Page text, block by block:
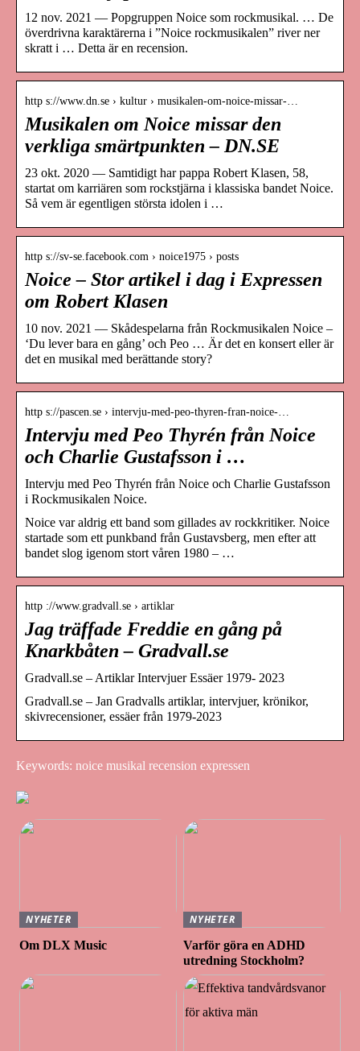
12 nov. 2021 — Popgruppen Noice som rockmusikal. … De
överdrivna karaktärerna i ”Noice rockmusikalen” river ner
skratt i … Detta är en recension.
http s://www.dn.se › kultur › musikalen-om-noice-missar-…
Musikalen om Noice missar den
verkliga smärtpunkten – DN.SE
23 okt. 2020 — Samtidigt har pappa Robert Klasen, 58,
startat om karriären som rockstjärna i klassiska bandet Noice.
Så vem är egentligen största idolen i …
http s://sv-se.facebook.com › noice1975 › posts
Noice – Stor artikel i dag i Expressen
om Robert Klasen
10 nov. 2021 — Skådespelarna från Rockmusikalen Noice –
‘Du lever bara en gång’ och Peo … Är det en konsert eller är
det en musikal med berättande story?
http s://pascen.se › intervju-med-peo-thyren-fran-noice-…
Intervju med Peo Thyrén från Noice
och Charlie Gustafsson i …
Intervju med Peo Thyrén från Noice och Charlie Gustafsson
i Rockmusikalen Noice.
Noice var aldrig ett band som gillades av rockkritiker. Noice
startade som ett punkband från Gustavsberg, men efter att
bandet slog igenom stort våren 1980 – …
http ://www.gradvall.se › artiklar
Jag träffade Freddie en gång på
Knarkbåten – Gradvall.se
Gradvall.se – Artiklar Intervjuer Essäer 1979- 2023
Gradvall.se – Jan Gradvalls artiklar, intervjuer, krönikor,
skivrecensioner, essäer från 1979-2023
Keywords: noice musikal recension expressen
NYHETER
Om DLX Music
NYHETER
Varför göra en ADHD
utredning Stockholm?